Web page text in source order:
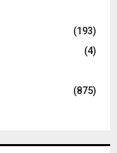
(193)
(4)
(875)